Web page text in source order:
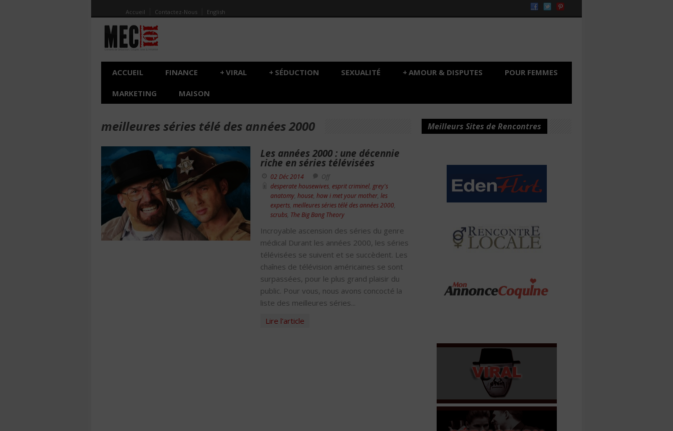
Accueil Contactez-Nous English
ACCUEIL FINANCE VIRAL
+ SÉDUCTION
+ SEXUALITÉ AMOUR & DISPUTES
+ POUR FEMMES
MARKETING MAISON
meilleures séries télé des années 2000
Les années 2000 : une décennie
riche en séries télévisées
02 Déc 2014
Off
desperate housewives, esprit criminel, grey's
anatomy, house, how i met your mother, les
experts, meilleures séries télé des années 2000,
scrubs, The Big Bang Theory
Incroyable ascension des séries du genre
médical Durant les années 2000, les séries
télévisées se suivent et se succèdent. Les
chaînes de télévision américaines se sont
surpassées, pour le plus grand plaisir du
public. Pour vous, nous avons concocté la
liste des meilleures séries...
Lire l'article
Meilleurs Sites de Rencontres